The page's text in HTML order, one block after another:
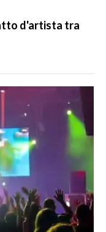
d'artista tra